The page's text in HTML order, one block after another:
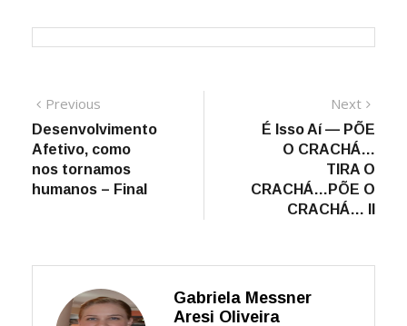
Navegação
de
Post
Previous
post:
Desenvolvimento
Afetivo, como
nos tornamos
humanos – Final
Next
É Isso Aí — PÕE
O CRACHÁ…
TIRA O
CRACHÁ…PÕE O
CRACHÁ… II
Gabriela Messner
Aresi Oliveira